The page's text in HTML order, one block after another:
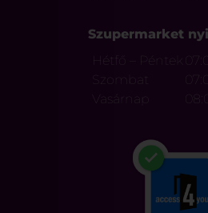
Szupermarket
Hétfő – Péntek
Szombat
Vasárnap